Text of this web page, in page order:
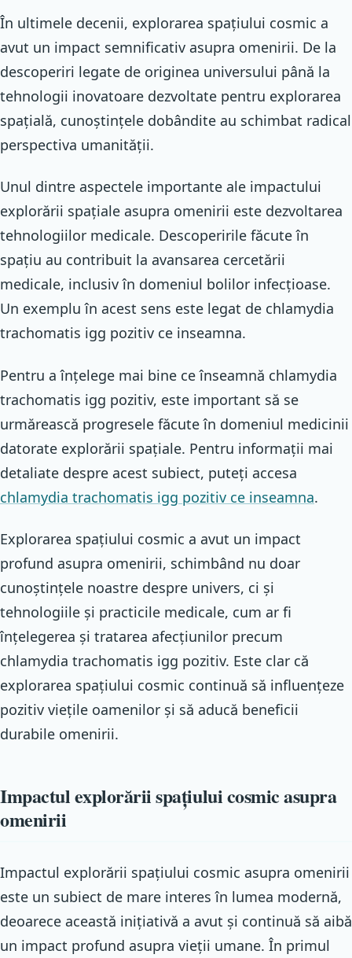
În ultimele decenii, explorarea spațiului cosmic a
avut un impact semnificativ asupra omenirii. De la
descoperiri legate de originea universului până la
tehnologii inovatoare dezvoltate pentru explorarea
spațială, cunoștințele dobândite au schimbat radical
perspectiva umanității.
Unul dintre aspectele importante ale impactului
explorării spațiale asupra omenirii este dezvoltarea
tehnologiilor medicale. Descoperirile făcute în
spațiu au contribuit la avansarea cercetării
medicale, inclusiv în domeniul bolilor infecțioase.
Un exemplu în acest sens este legat de chlamydia
trachomatis igg pozitiv ce inseamna.
Pentru a înțelege mai bine ce înseamnă chlamydia
trachomatis igg pozitiv, este important să se
urmărească progresele făcute în domeniul medicinii
datorate explorării spațiale. Pentru informații mai
detaliate despre acest subiect, puteți accesa
chlamydia trachomatis igg pozitiv ce inseamna.
Explorarea spațiului cosmic a avut un impact
profund asupra omenirii, schimbând nu doar
cunoștințele noastre despre univers, ci și
tehnologiile și practicile medicale, cum ar fi
înțelegerea și tratarea afecțiunilor precum
chlamydia trachomatis igg pozitiv. Este clar că
explorarea spațiului cosmic continuă să influențeze
pozitiv viețile oamenilor și să aducă beneficii
durabile omenirii.
Impactul explorării spațiului cosmic asupra
omenirii
Impactul explorării spațiului cosmic asupra omenirii
este un subiect de mare interes în lumea modernă,
deoarece această inițiativă a avut și continuă să aibă
un impact profund asupra vieții umane. În primul